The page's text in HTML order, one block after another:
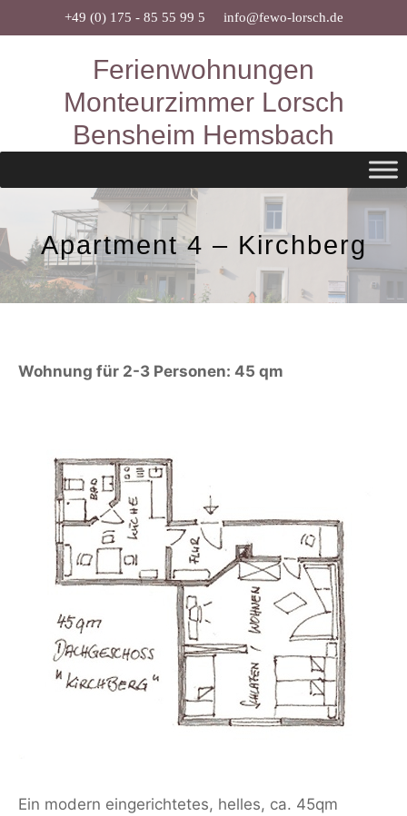
Inhalt
+49 (0) 175 - 85 55 99 5 info@fewo-lorsch.de
Ferienwohnungen
Monteurzimmer Lorsch
Bensheim Hemsbach
Apartment 4 – Kirchberg
Wohnung für 2-3 Personen: 45 qm
Ein modern eingerichtetes, helles, ca. 45qm